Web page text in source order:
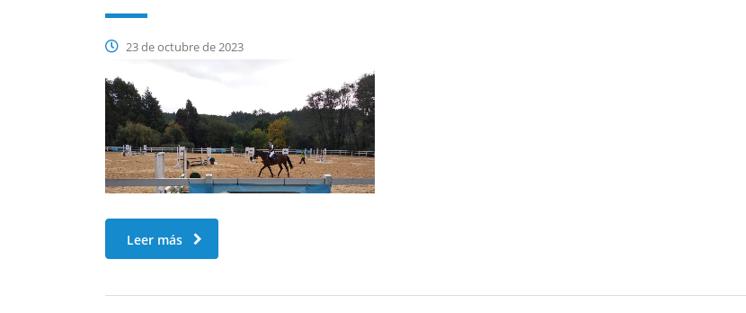
23 de octubre de 2023
Leer más